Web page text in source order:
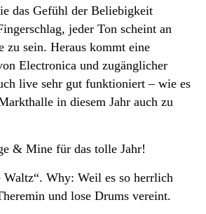
das Gefühl der Beliebigkeit
jeder Ton scheint an
zu sein. Heraus kommt eine
Electronica und zugänglicher
live sehr gut funktioniert – wie es
in diesem Jahr auch zu
& Mine für das tolle Jahr!
Why: Weil es so herrlich
und lose Drums vereint.